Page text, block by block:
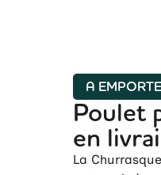
A
Poulet
en
La